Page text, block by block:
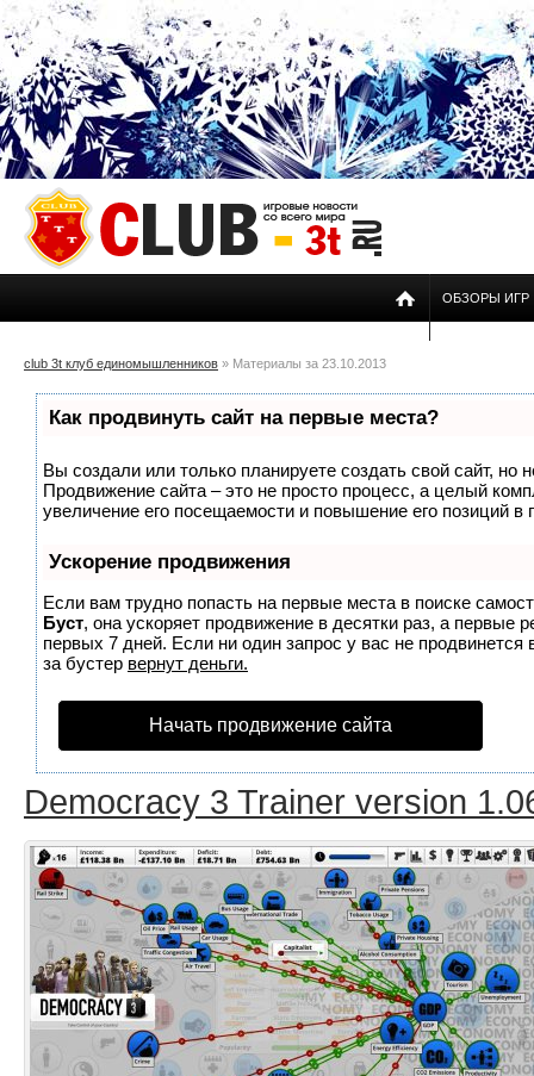
ОБЗОРЫ ИГР
club 3t клуб единомышленников » Материалы за 23.10.2013
Как продвинуть сайт на первые места?
Вы создали или только планируете создать свой сайт, но
Продвижение сайта – это не просто процесс, а целый
увеличение его посещаемости и повышение его позиций в
Ускорение продвижения
Если вам трудно попасть на первые места в поиске
Буст, она ускоряет продвижение в десятки раз, а первые
первых 7 дней. Если ни один запрос у вас не продвинется
за бустер вернут деньги.
Начать продвижение сайта
Democracy 3 Trainer version